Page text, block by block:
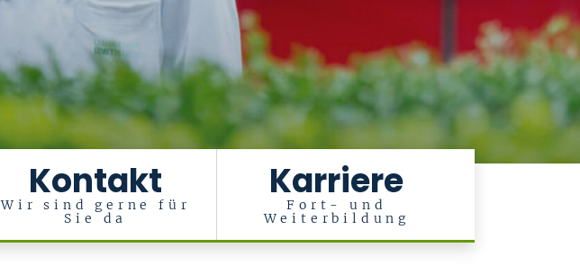
Kontakt
Wir sind gerne für
Sie da
Karriere
Fort- und
Weiterbildung